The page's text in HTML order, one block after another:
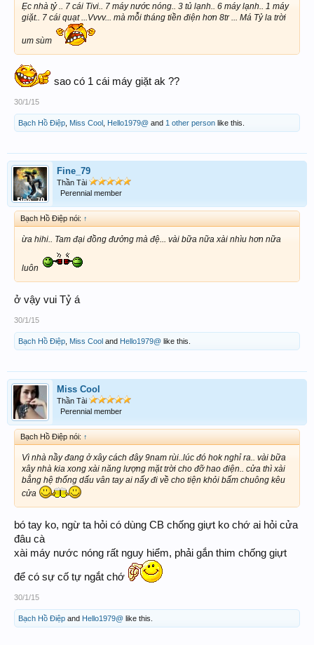
Ẹc nhà tỷ .. 7 cái Tivi.. 7 máy nước nóng.. 3 tủ lạnh.. 6 máy lạnh.. 1 máy
giặt.. 7 cái quạt ...Vvvv... mà mỗi tháng tiền điện hơn 8tr ... Má Tỷ la trời
um sùm
sao có 1 cái máy giặt ak ??
30/1/15
Bạch Hồ Điệp, Miss Cool , Hello1979@ and 1 other person like this.
Fine_79
Thần Tài
Perennial member
Bạch Hồ Điệp nói: ↑
ừa hihi.. Tam đại đồng đưởng mà đệ... vài bữa nữa xài nhìu hơn nữa
luôn
ở vậy vui Tỷ á
30/1/15
Bạch Hồ Điệp Miss Cool and Hello1979@ like this.
Miss Cool
Thần Tài
Perennial member
Bạch Hồ Điệp nói: ↑
Vì nhà nầy đang ở xây cách đây 9nam rùi..lúc đó hok nghỉ ra.. vài bữa
xây nhà kia xong xài năng lượng mặt trời cho đỡ hao điện.. cửa thì xài
bẳng hệ thống dấu vân tay ai nấy đi về cho tiện khỏi bấm chuông kêu
cửa
bó tay ko, ngừ ta hỏi có dùng CB chống giựt ko chớ ai hỏi cửa
đâu cà
xài máy nước nóng rất nguy hiểm, phải gắn thim chống giựt
để có sự cố tự ngắt chớ
30/1/15
Bạch Hồ Điệp and Hello1979@ like this.